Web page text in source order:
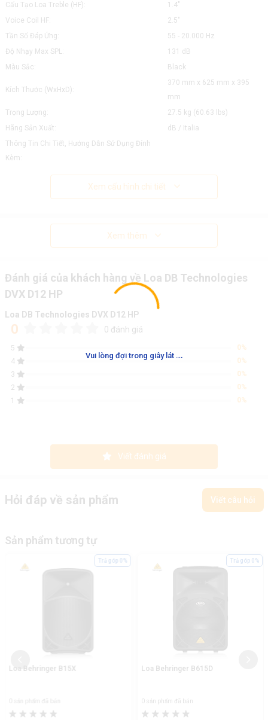
Vui lòng đợi trong giây lát ...
Cấu Tạo Loa Treble (HF):
1.4"
Voice Coil HF:
2.5"
Tần Số Đáp Ứng:
55 - 20.000 Hz
Độ Nhạy Max SPL:
131 dB
Màu Sắc:
Black
Kích Thước (WxHxD):
370 mm x 625 mm x 395
mm
Trọng Lượng:
27.5 kg (60.63 lbs)
Hãng Sản Xuất:
dB / Italia
Thông Tin Chi Tiết, Hướng Dẫn Sử Dụng Đính
Kèm:
Xem cấu hình chi tiết
Xem thêm
Đánh giá của khách hàng về Loa DB Technologies
DVX D12 HP
Loa DB Technologies DVX D12 HP
0 0 đánh giá
5
0%
4
0%
3
0%
2
0%
1
0%
Viết đánh giá
Hỏi đáp về sản phẩm Viết câu hỏi
Sản phẩm tương tự
Loa Behringer B15X
0 sản phẩm đã bán
Trả góp 0%
Loa Behringer B615D
0 sản phẩm đã bán
Trả góp 0%